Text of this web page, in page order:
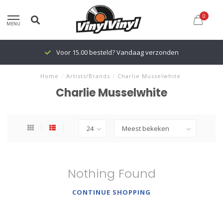
MENU
0
Voor 15.00 besteld? Vandaag verzonden
Home / Artists/Brands / Charlie Musselwhite
Charlie Musselwhite
Nothing Found
CONTINUE SHOPPING